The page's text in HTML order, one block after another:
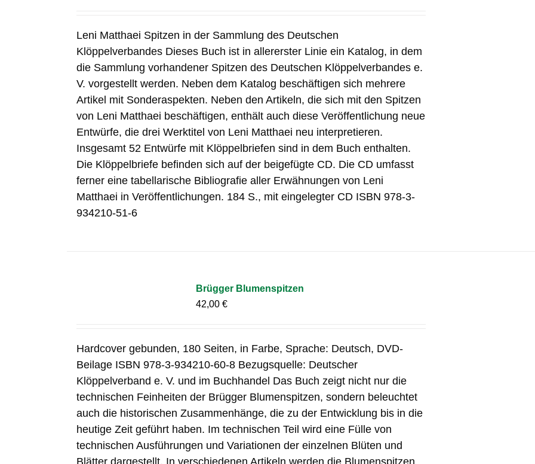
Leni Matthaei Spitzen in der Sammlung des Deutschen
Klöppelverbandes Dieses Buch ist in allererster Linie ein Katalog, in dem
die Sammlung vorhandener Spitzen des Deutschen Klöppelverbandes e.
V. vorgestellt werden. Neben dem Katalog beschäftigen sich mehrere
Artikel mit Sonderaspekten. Neben den Artikeln, die sich mit den Spitzen
von Leni Matthaei beschäftigen, enthält auch diese Veröffentlichung neue
Entwürfe, die drei Werktitel von Leni Matthaei neu interpretieren.
Insgesamt 52 Entwürfe mit Klöppelbriefen sind in dem Buch enthalten.
Die Klöppelbriefe befinden sich auf der beigefügte CD. Die CD umfasst
ferner eine tabellarische Bibliografie aller Erwähnungen von Leni
Matthaei in Veröffentlichungen. 184 S., mit eingelegter CD ISBN 978-3-
934210-51-6
Brügger Blumenspitzen
42,00€
Hardcover gebunden, 180 Seiten, in Farbe, Sprache: Deutsch, DVD-
Beilage ISBN 978-3-934210-60-8 Bezugsquelle: Deutscher
Klöppelverband e. V. und im Buchhandel Das Buch zeigt nicht nur die
technischen Feinheiten der Brügger Blumenspitzen, sondern beleuchtet
auch die historischen Zusammenhänge, die zu der Entwicklung bis in die
heutige Zeit geführt haben. Im technischen Teil wird eine Fülle von
technischen Ausführungen und Variationen der einzelnen Blüten und
Blätter dargestellt. In verschiedenen Artikeln werden die Blumenspitzen